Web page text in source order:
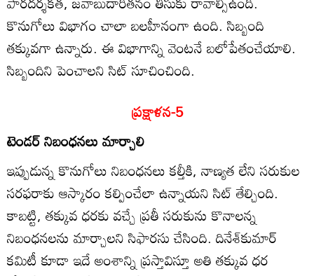
కొనుగోలు విభాగం చాలా బలహీనంగా ఉంది. సిబ్బంది
తక్కువగా ఉన్నారు. ఈ విభాగాన్ని వెంటనే బలోపేతంచేయాలి.
సిబ్బందిని పెంచాలని సిట్‌ సూచించింది.
ప్రక్షాళన-5
టెండర్‌ నిబంధనలు మార్చాలి
ఇప్పుడున్న కొనుగోలు నిబంధనలు కల్తీకి, నాణ్యత లేని సరుకుల
సరఫరాకు ఆస్కారం కల్పించేలా ఉన్నాయని సిట్‌ తేల్చింది.
కాబట్టి, తక్కువ ధరకు వచ్చే ప్రతీ సరుకును కొనాలన్న
నిబంధనలను మార్చాలని సిఫారసు చేసింది. దినేశ్‌కుమార్‌
కమిటీ కూడా ఇదే అంశాన్ని ప్రస్తావిస్తూ అతి తక్కువ ధర